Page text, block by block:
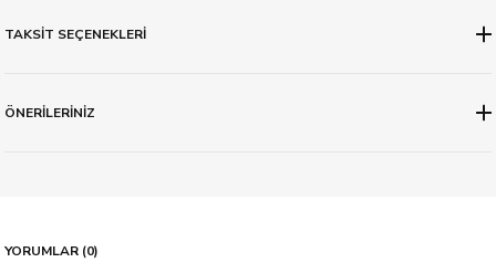
TAKSİT SEÇENEKLERİ
ÖNERİLERİNİZ
YORUMLAR (0)